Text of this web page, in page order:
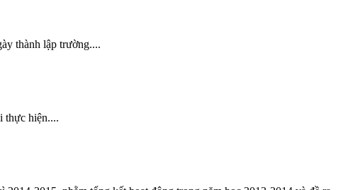
thành lập trường....
thực hiện....